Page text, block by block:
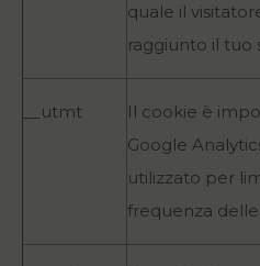
quale il
raggiunto il tuo
__utmt
Il cookie è
Google
utilizzato per
frequenza